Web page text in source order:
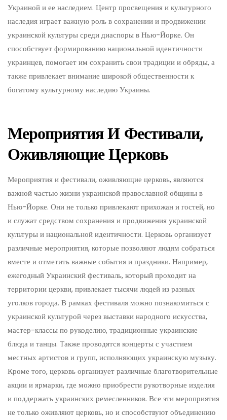
Украиной и ее наследием. Центр просвещения и культурного
наследия играет важную роль в сохранении и продвижении
украинской культуры среди диаспоры в Нью-Йорке. Он
способствует формированию национальной идентичности
украинцев, помогает им сохранить свои традиции и обряды, а
также привлекает внимание широкой общественности к
богатому культурному наследию Украины.
Мероприятия И Фестивали,
Оживляющие Церковь
Мероприятия и фестивали, оживляющие церковь, являются
важной частью жизни украинской православной общины в
Нью-Йорке. Они не только привлекают прихожан и гостей, но
и служат средством сохранения и продвижения украинской
культуры и национальной идентичности. Церковь организует
различные мероприятия, которые позволяют людям собраться
вместе и отметить важные события и праздники. Например,
ежегодный Украинский фестиваль, который проходит на
территории церкви, привлекает тысячи людей из разных
уголков города. В рамках фестиваля можно познакомиться с
украинской культурой через выставки народного искусства,
мастер-классы по рукоделию, традиционные украинские
блюда и танцы. Также проводятся концерты с участием
местных артистов и групп, исполняющих украинскую музыку.
Кроме того, церковь организует различные благотворительные
акции и ярмарки, где можно приобрести рукотворные изделия
и поддержать украинских ремесленников. Все эти мероприятия
не только оживляют церковь, но и способствуют объединению